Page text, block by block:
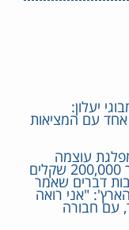
200,000 ש"ח מבוגי יעלון:
אחד עם המציאות
עוצמה
יהודית הגישו תביעת לשון הרע על סך 200,000 שקלים
דברים שאמר
"אני רואה
עם חבורה